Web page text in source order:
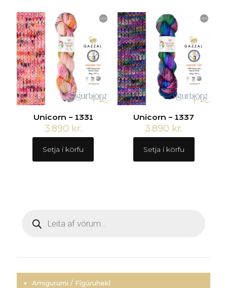
Unicorn – 1331
3.890 kr.
Setja í körfu
Unicorn – 1337
3.890 kr.
Setja í körfu
search
Amigurumi / Fígúruhekl